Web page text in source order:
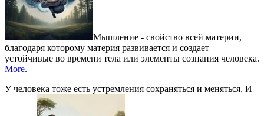
Мышление - свойство всей материи,
благодаря которому материя развивается и создает
устойчивые во времени тела или элементы сознания человека.
More.
У человека тоже есть устремления сохраняться и меняться. И